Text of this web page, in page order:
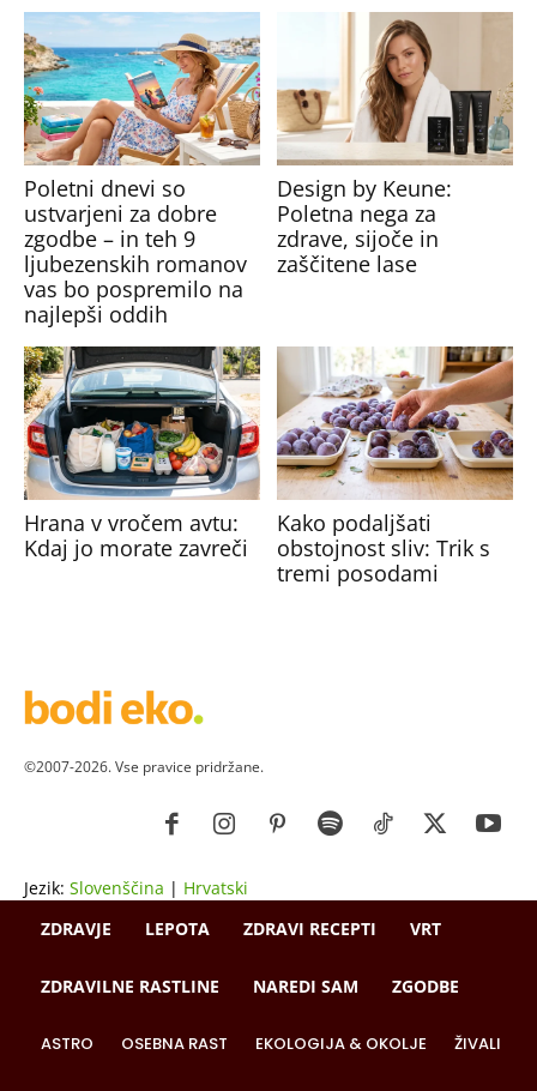
Poletni dnevi so
ustvarjeni za dobre
zgodbe – in teh 9
ljubezenskih romanov
vas bo pospremilo na
najlepši oddih
Design by Keune:
Poletna nega za
zdrave, sijoče in
zaščitene lase
Hrana v vročem avtu:
Kdaj jo morate zavreči
Kako podaljšati
obstojnost sliv: Trik s
tremi posodami
©2007-2026. Vse pravice pridržane.
Jezik: Slovenščina | Hrvatski
ZDRAVJE
LEPOTA ZDRAVI RECEPTI VRT
ZDRAVILNE RASTLINE NAREDI SAM ZGODBE
ASTRO OSEBNA RAST EKOLOGIJA & OKOLJE ŽIVALI